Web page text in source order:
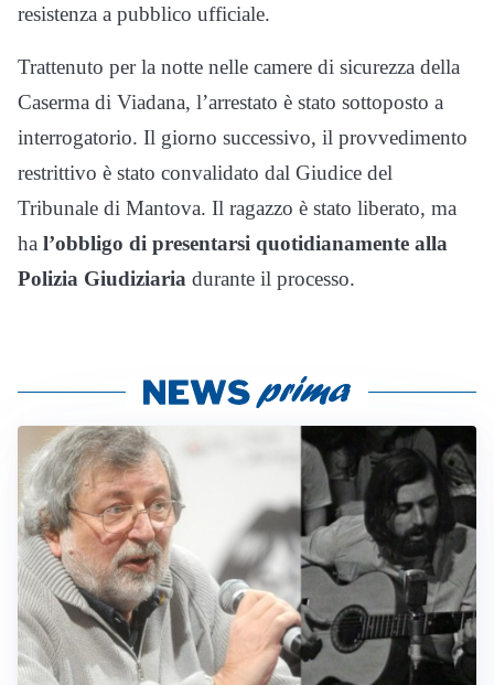
resistenza a pubblico ufficiale.
Trattenuto per la notte nelle camere di sicurezza della
Caserma di Viadana, l’arrestato è stato sottoposto a
interrogatorio. Il giorno successivo, il provvedimento
restrittivo è stato convalidato dal Giudice del
Tribunale di Mantova. Il ragazzo è stato liberato, ma
ha l’obbligo di presentarsi quotidianamente alla
Polizia Giudiziaria durante il processo.